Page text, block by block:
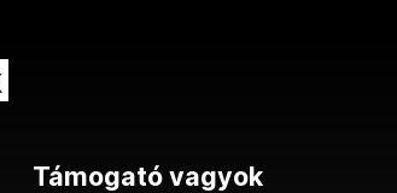
Támogató vagyok